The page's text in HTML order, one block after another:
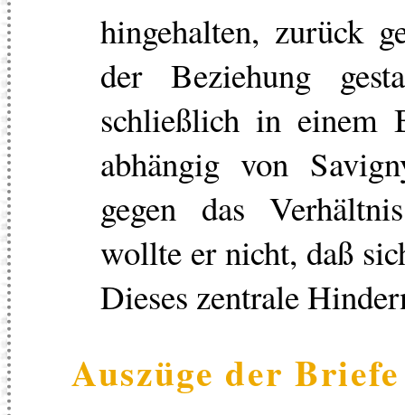
hingehalten, zurück
der Beziehung
schließlich in einem
abhängig von
gegen das
wollte er nicht, daß
Dieses zentrale
Auszüge der